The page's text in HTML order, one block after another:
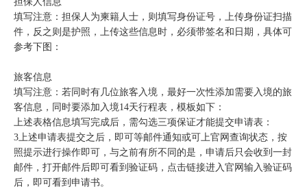
填写注意：担保人为柬籍人士，则填写身份证号，上传身份证扫描
件，反之则是护照，上传这些信息时，必须带签名和日期，具体可
参考下图：
旅客信息
填写注意：若同时有几位旅客入境，最好一次性添加需要入境的旅
客信息，同时要添加入境14天行程表，模板如下：
上述表格信息填写完成后，需勾选三项保证才能提交申请表：
3上述申请表提交之后，即可等邮件通知或可上官网查询状态，按
照提示进行操作即可，与之前有所不同的是，申请后只会收到一封
邮件，打开邮件后即可看到验证码，点击链接进入官网输入验证码
后，即可看到申请书。